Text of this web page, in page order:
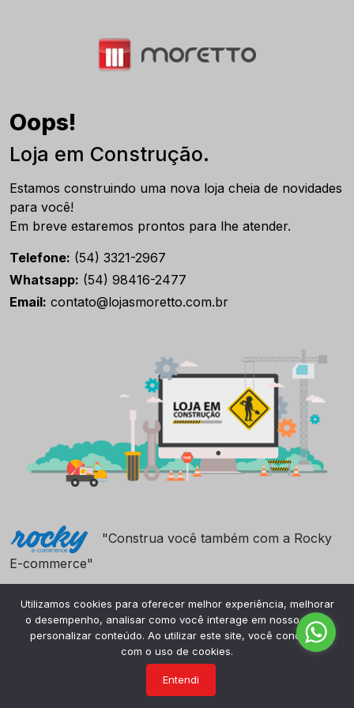
Oops!
Loja em Construção.
Estamos construindo uma nova loja cheia de novidades
para você!
Em breve estaremos prontos para lhe atender.
Telefone: (54) 3321-2967
Whatsapp: (54) 98416-2477
Email: contato@lojasmoretto.com.br
"Construa você também com a Rocky
E-commerce"
Utilizamos cookies para oferecer melhor experiência, melhorar
o desempenho, analisar como você interage em nosso site e
personalizar conteúdo. Ao utilizar este site, você concorda
com o uso de cookies.
Entendi